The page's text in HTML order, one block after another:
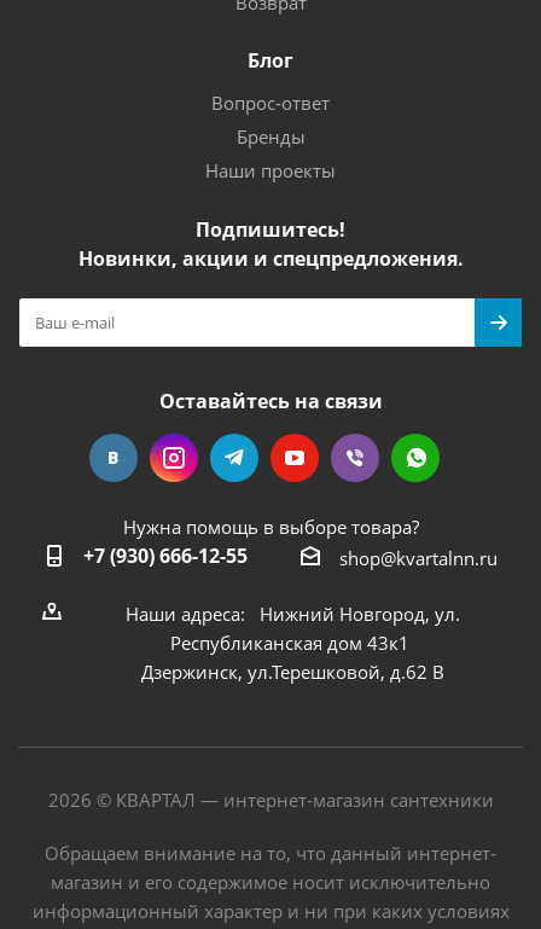
Блог
Вопрос-ответ
Бренды
Наши проекты
Подпишитесь!
Новинки, акции и спецпредложения.
Оставайтесь на связи
Нужна помощь в выборе товара?
+7 (930) 666-12-55 shop@kvartalnn.ru
Наши адреса: Нижний Новгород, ул.
Республиканская дом 43к1
Дзержинск, ул.Терешковой, д.62 В
2026 © КВАРТАЛ — интернет-магазин сантехники
Обращаем внимание на то, что данный интернет-
магазин и его содержимое носит исключительно
информационный характер и ни при каких условиях